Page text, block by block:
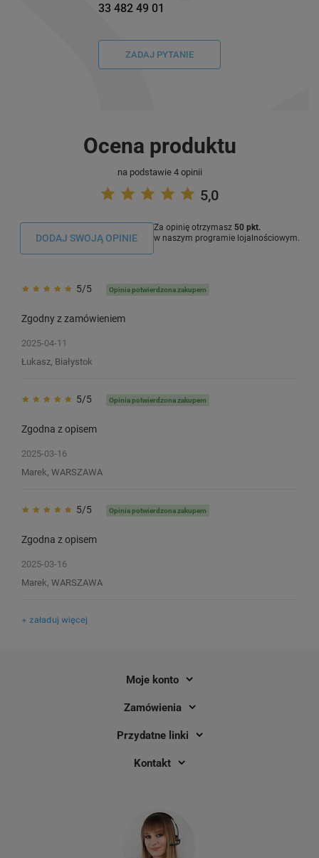
Taśma Specmark PT-6WE/XR-6WE 6
mm x 8 m / do drukarek Casio
21,00 zł DO KOSZYKA
33 482 49 01
ZADAJ PYTANIE
Ocena produktu
na podstawie 4 opinii
5,0
DODAJ SWOJĄ OPINIE
Za opinię otrzymasz 50 pkt.
w naszym programie lojalnościowym.
5/5 Opinia potwierdzona zakupem
Zgodny z zamówieniem
2025-04-11
Łukasz, Białystok
5/5 Opinia potwierdzona zakupem
Zgodna z opisem
2025-03-16
Marek, WARSZAWA
5/5 Opinia potwierdzona zakupem
Zgodna z opisem
2025-03-16
Marek, WARSZAWA
+ załaduj więcej
Moje konto
Zamówienia
Przydatne linki
Kontakt